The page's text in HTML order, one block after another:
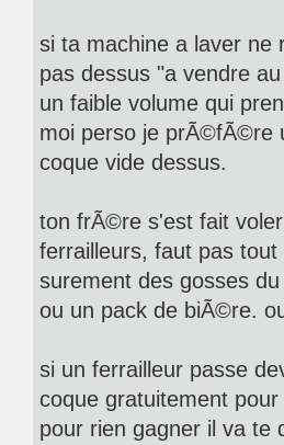
si ta machine a laver
pas dessus "a vendre
un faible volume qui
moi perso je prÃ©fÃ©re
coque vide dessus.
ton frÃ©re s'est fait
ferrailleurs, faut pas
surement des gosses
ou un pack de biÃ©re.
si un ferrailleur passe
coque gratuitement
pour rien gagner il va te